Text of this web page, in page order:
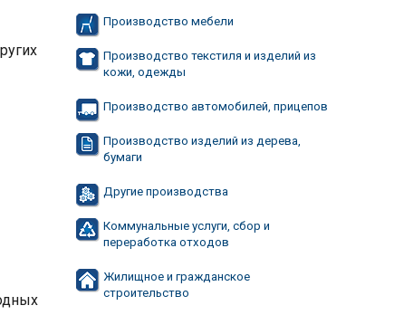
Производство мебели
Производство текстиля и изделий из
кожи, одежды
Производство автомобилей, прицепов
Производство изделий из дерева,
бумаги
Другие производства
Коммунальные услуги, сбор и
переработка отходов
Жилищное и гражданское
строительство